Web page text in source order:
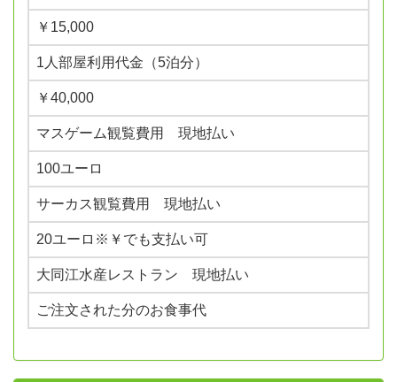
￥15,000
1人部屋利用代金（5泊分）
￥40,000
マスゲーム観覧費用 現地払い
100ユーロ
サーカス観覧費用 現地払い
20ユーロ※￥でも支払い可
大同江水産レストラン 現地払い
ご注文された分のお食事代